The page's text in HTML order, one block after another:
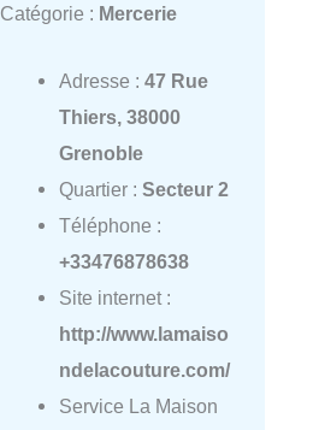
Catégorie : Mercerie
Adresse : 47 Rue
Thiers, 38000
Grenoble
Quartier : Secteur 2
Téléphone :
+33476878638
Site internet :
http://www.lamaiso
ndelacouture.com/
Service La Maison